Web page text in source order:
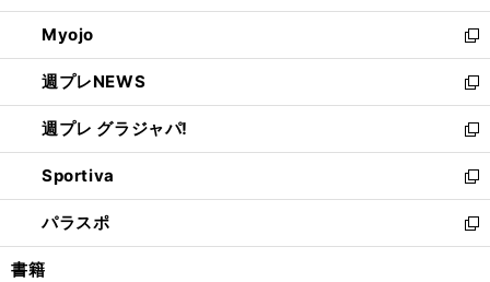
開
く
ウ
で
開
く
ン
ド
ウ
で
開
く
ウ
ィ
ン
ド
ウ
で
開
く
Myojo
新
し
い
ウ
ィ
ン
ド
ウ
で
開
週プレNEWS
新
し
い
ウ
ィ
ン
ド
ウ
週プレ グラジャパ!
新
し
い
ウ
ィ
ン
Sportiva
新
し
い
ウ
パラスポ
新
し
書籍